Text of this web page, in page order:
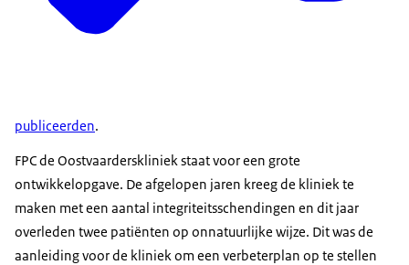
publiceerden.
FPC de Oostvaarderskliniek staat voor een grote
ontwikkelopgave. De afgelopen jaren kreeg de kliniek te
maken met een aantal integriteitsschendingen en dit jaar
overleden twee patiënten op onnatuurlijke wijze. Dit was de
aanleiding voor de kliniek om een verbeterplan op te stellen